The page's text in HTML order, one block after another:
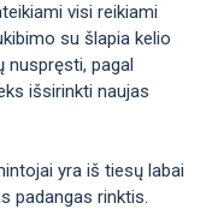
visi reikiami
su šlapia kelio
nuspręsti, pagal
išsirinkti naujas
yra iš tiesų labai
padangas rinktis.